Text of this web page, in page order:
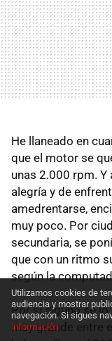
He llaneado en
que el motor se
unas 2.000 rpm.
alegría y de
amedrentarse,
muy poco. Por
secundaria, se
que con un ritmo
según la
Por si alguno se
muy grande entre
Utilizamos cookies de
audiencia y mostrar
navegación. Si sigues
información